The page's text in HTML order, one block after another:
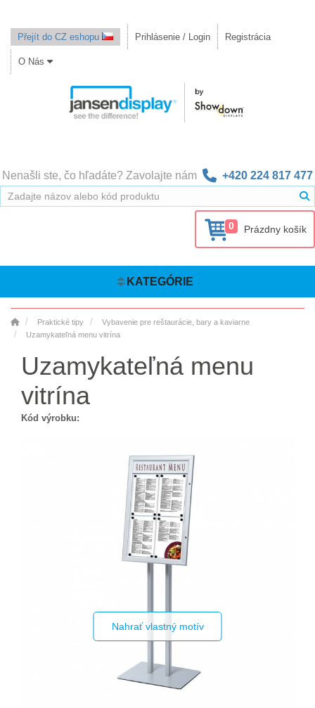
Přejít do CZ eshopu Prihlásenie / Login Registrácia
O Nás
Nenašli ste, čo hľadáte? Zavolajte nám +420 224 817 477
0 Prázdny košík
KATEGÓRIE
Praktické tipy
Vybavenie pre reštaurácie, bary a kaviarne
Uzamykateľná menu vitrína
Uzamykateľná menu
vitrína
Kód výrobku:
Nahrať vlastný motív